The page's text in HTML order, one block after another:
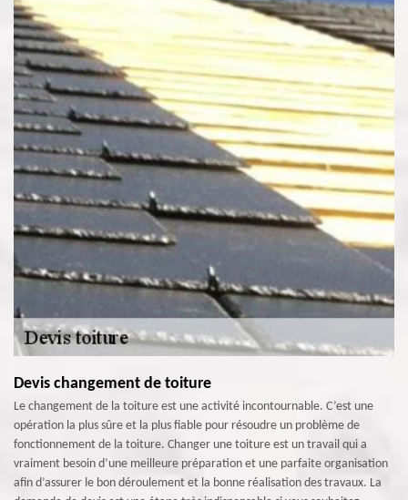
Devis changement de toiture
Le changement de la toiture est une activité incontournable. C’est une
opération la plus sûre et la plus fiable pour résoudre un problème de
fonctionnement de la toiture. Changer une toiture est un travail qui a
vraiment besoin d’une meilleure préparation et une parfaite organisation
afin d’assurer le bon déroulement et la bonne réalisation des travaux. La